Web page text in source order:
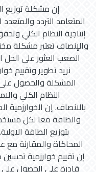
إن مشكلة توزيع
المتعامد التردد
إنتاجية النظام الكلي
والإنصاف تعتبر مشكلة
الصعب العثور على
نريد تطوير وتقييم
المشكلة والحصول
النظام الكلي
بالانصاف. إن
والطاقة معا لكل
بتوزيع الطاقة
المحاكاة والمقارنة مع
إن تقييم خوارزمية
قادرة على الحصول